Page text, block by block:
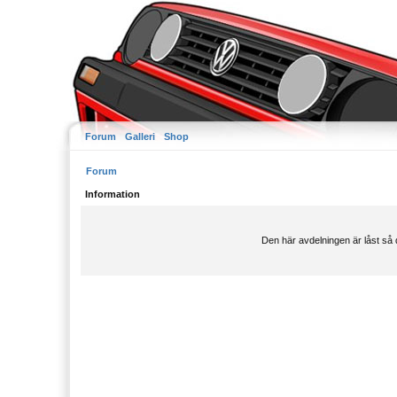
Forum Galleri Shop
Forum
Information
Den här avdelningen är låst